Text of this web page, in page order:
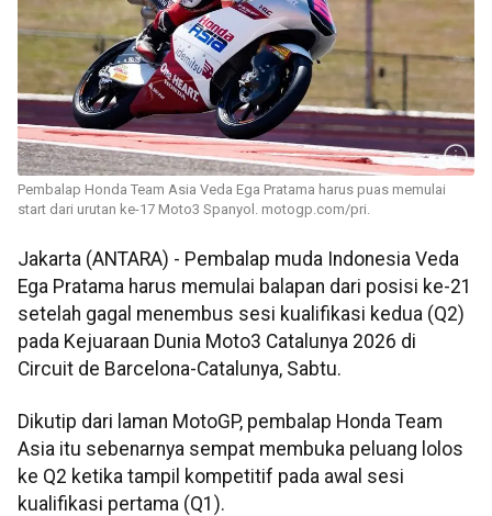
Pembalap Honda Team Asia Veda Ega Pratama harus puas memulai
start dari urutan ke-17 Moto3 Spanyol. motogp.com/pri.
Jakarta (ANTARA) - Pembalap muda Indonesia Veda
Ega Pratama harus memulai balapan dari posisi ke-21
setelah gagal menembus sesi kualifikasi kedua (Q2)
pada Kejuaraan Dunia Moto3 Catalunya 2026 di
Circuit de Barcelona-Catalunya, Sabtu.
Dikutip dari laman MotoGP, pembalap Honda Team
Asia itu sebenarnya sempat membuka peluang lolos
ke Q2 ketika tampil kompetitif pada awal sesi
kualifikasi pertama (Q1).